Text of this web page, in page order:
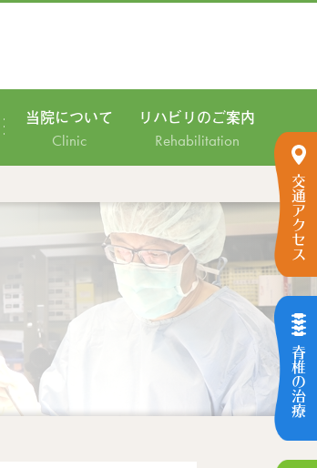
当院について
Clinic
リハビリのご案内
Rehabilitation
交通アクセス
脊椎の治療